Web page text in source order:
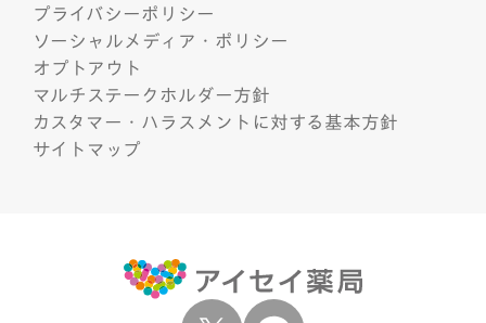
プライバシーポリシー
ソーシャルメディア・ポリシー
オプトアウト
マルチステークホルダー方針
カスタマー・ハラスメントに対する基本方針
サイトマップ